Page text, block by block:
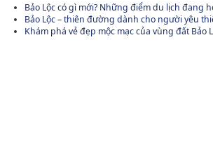
Bảo Lộc có gì mới? Những điểm du lịch đang
Bảo Lộc – thiên đường dành cho người yêu
Khám phá vẻ đẹp mộc mạc của vùng đất Bảo